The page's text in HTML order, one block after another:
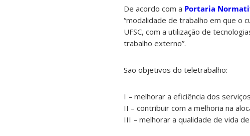
De acordo com a Portaria
“modalidade de trabalho em que o
UFSC, com a utilização de
trabalho externo”.
São objetivos do teletrabalho:
I – melhorar a eficiência dos
II – contribuir com a melhoria na
III – melhorar a qualidade de vida